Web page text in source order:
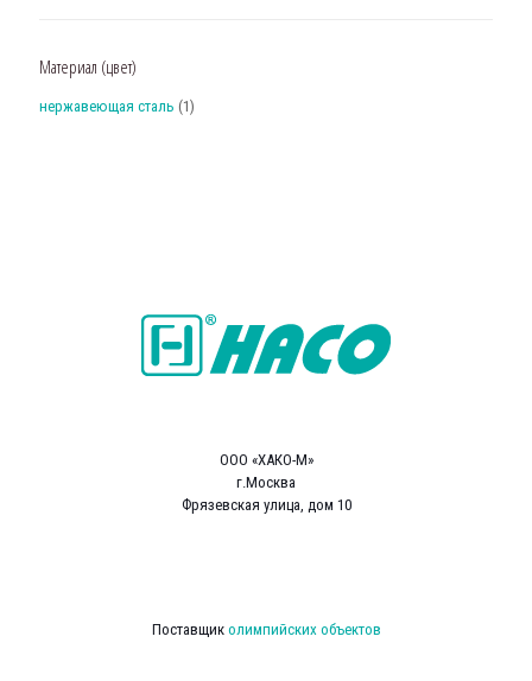
Материал (цвет)
нержавеющая сталь (1)
ООО «ХАКО-М»
г.Москва
Фрязевская улица, дом 10
Поставщик олимпийских объектов